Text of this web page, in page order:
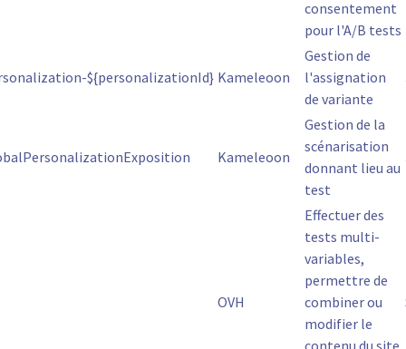
consentement
pour l'A/B tests
${personalizationId} Kameleoon
Gestion de
l'assignation
de variante
Kameleoon
Gestion de la
scénarisation
donnant lieu au
test
OVH
Effectuer des
tests multi-
variables,
permettre de
combiner ou
modifier le